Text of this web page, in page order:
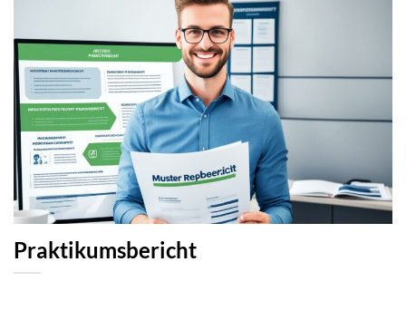
Praktikumsbericht